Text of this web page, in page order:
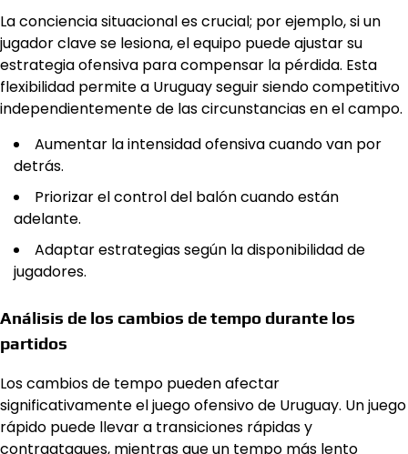
La conciencia situacional es crucial; por ejemplo, si un
jugador clave se lesiona, el equipo puede ajustar su
estrategia ofensiva para compensar la pérdida. Esta
flexibilidad permite a Uruguay seguir siendo competitivo
independientemente de las circunstancias en el campo.
Aumentar la intensidad ofensiva cuando van por
detrás.
Priorizar el control del balón cuando están
adelante.
Adaptar estrategias según la disponibilidad de
jugadores.
Análisis de los cambios de tempo durante los
partidos
Los cambios de tempo pueden afectar
significativamente el juego ofensivo de Uruguay. Un juego
rápido puede llevar a transiciones rápidas y
contraataques, mientras que un tempo más lento